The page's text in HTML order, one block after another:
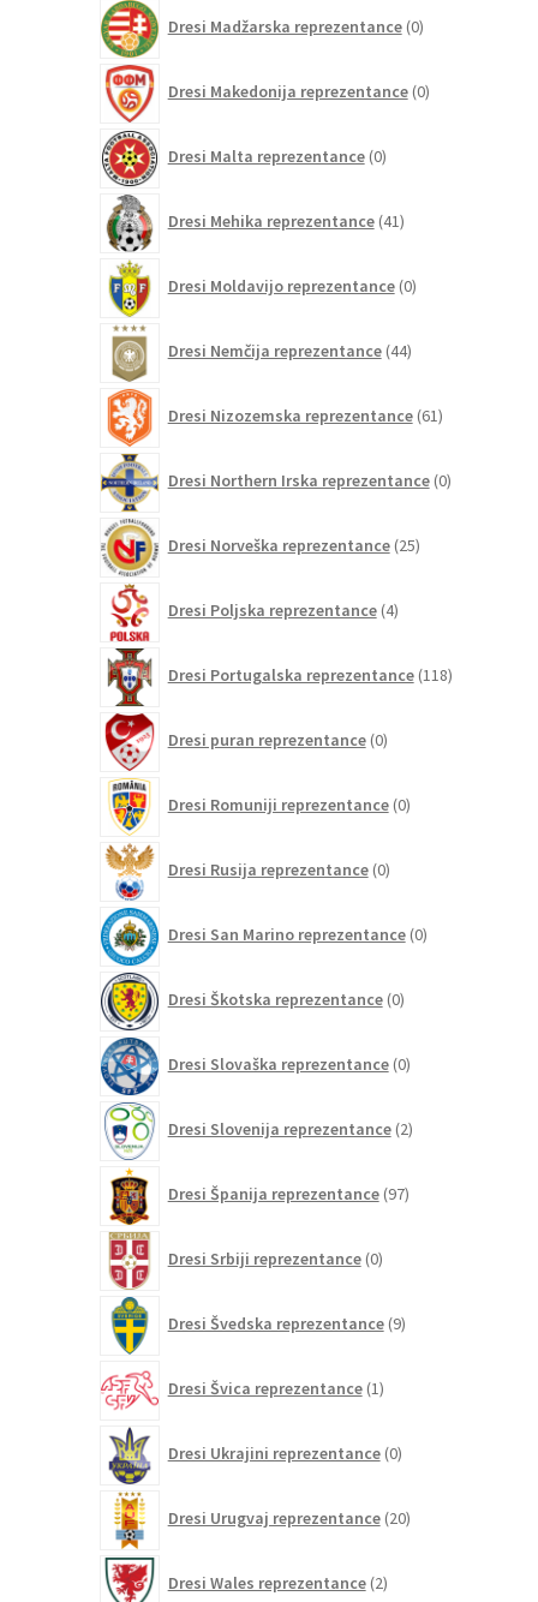
Dresi Madžarska reprezentance 0izdelkov
Dresi Makedonija reprezentance 0izdelkov
Dresi Malta reprezentance 0izdelkov
Dresi Mehika reprezentance 41izdelkov
Dresi Moldavijo reprezentance 0izdelkov
Dresi Nemčija reprezentance 44izdelkov
Dresi Nizozemska reprezentance 61izdelkov
Dresi Northern Irska reprezentance 0izdelkov
Dresi Norveška reprezentance 25izdelkov
Dresi Poljska reprezentance 4izdelki
Dresi Portugalska reprezentance 118izdelkov
Dresi puran reprezentance 0izdelkov
Dresi Romuniji reprezentance 0izdelkov
Dresi Rusija reprezentance 0izdelkov
Dresi San Marino reprezentance 0izdelkov
Dresi Škotska reprezentance 0izdelkov
Dresi Slovaška reprezentance 0izdelkov
Dresi Slovenija reprezentance 2izdelka
Dresi Španija reprezentance 97izdelkov
Dresi Srbiji reprezentance 0izdelkov
Dresi Švedska reprezentance 9izdelkov
Dresi Švica reprezentance 1izdelek
Dresi Ukrajini reprezentance 0izdelkov
Dresi Urugvaj reprezentance 20izdelkov
Dresi Wales reprezentance 2izdelka